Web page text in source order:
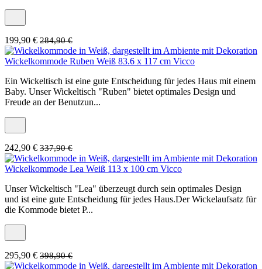
199,90 € 284,90 €
Wickelkommode Ruben Weiß 83.6 x 117 cm Vicco
Ein Wickeltisch ist eine gute Entscheidung für jedes Haus mit einem
Baby. Unser Wickeltisch "Ruben" bietet optimales Design und
Freude an der Benutzun...
242,90 € 337,90 €
Wickelkommode Lea Weiß 113 x 100 cm Vicco
Unser Wickeltisch "Lea" überzeugt durch sein optimales Design
und ist eine gute Entscheidung für jedes Haus.Der Wickelaufsatz für
die Kommode bietet P...
295,90 € 398,90 €